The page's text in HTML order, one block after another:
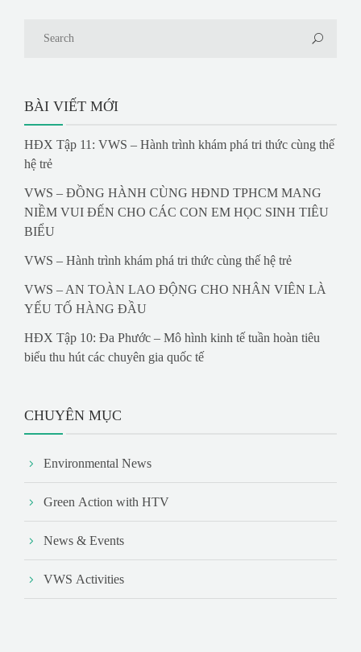
BÀI VIẾT MỚI
HĐX Tập 11: VWS – Hành trình khám phá tri thức cùng thế
hệ trẻ
VWS – ĐỒNG HÀNH CÙNG HĐND TPHCM MANG
NIỀM VUI ĐẾN CHO CÁC CON EM HỌC SINH TIÊU
BIỂU
VWS – Hành trình khám phá tri thức cùng thế hệ trẻ
VWS – AN TOÀN LAO ĐỘNG CHO NHÂN VIÊN LÀ
YẾU TỐ HÀNG ĐẦU
HĐX Tập 10: Đa Phước – Mô hình kinh tế tuần hoàn tiêu
biểu thu hút các chuyên gia quốc tế
CHUYÊN MỤC
Environmental News
Green Action with HTV
News & Events
VWS Activities